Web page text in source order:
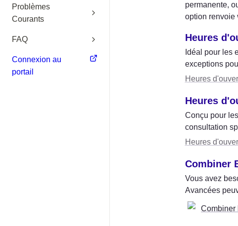
Problèmes
Courants
FAQ
Connexion au
portail
permanente,
option renvoie
Heures
Idéal pour les
exceptions
Heures
Heures
Conçu pour
consultation
Heures
Combiner
Vous avez
Avancées
Combiner